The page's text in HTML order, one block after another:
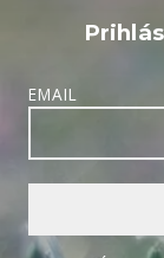
EMAIL